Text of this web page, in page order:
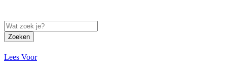
Zoeken
Lees Voor